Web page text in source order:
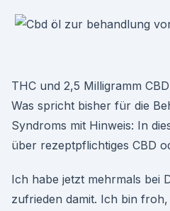
THC und 2,5 Milligramm
Was spricht bisher für die
Syndroms mit Hinweis: In
über rezeptpflichtiges CBD
Ich habe jetzt mehrmals bei
zufrieden damit. Ich bin